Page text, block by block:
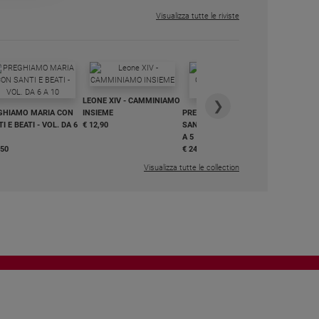
Visualizza tutte le riviste
MARIA CON
E BEATI - VOL. DA 6
LEONE XIV - CAMMINIAMO
INSIEME
€ 12,90
PREGHIAMO MARIA CON
SANTI E BEATI - VOL. DA 1
A 5
€ 24,50
❯
Visualizza tutte le collection